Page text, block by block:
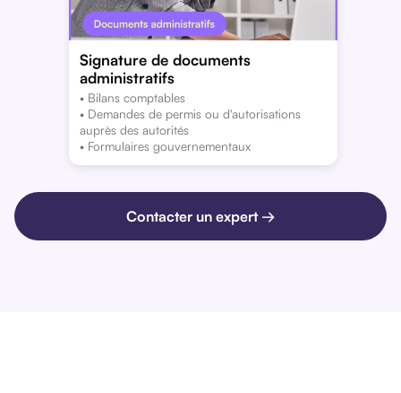
Signature de documents
administratifs
• Bilans comptables
• Demandes de permis ou d'autorisations
auprès des autorités
• Formulaires gouvernementaux
Contacter un expert →